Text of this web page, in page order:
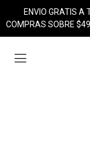
ENVIO GRATIS A
COMPRAS SOBRE